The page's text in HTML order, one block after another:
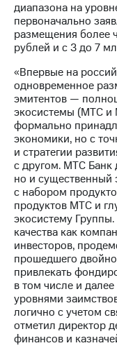
акций
Описание
Программа
Порядок
выкупа
акций
Дивиденды
Рынок
облигаций
Описание
о
погашении
именных
облигаций
Другое
Реквизиты
Контакты
развитие
диапазона на
первоначально
размещения более
рублей и с 3 до 7
«Впервые на
одновременное
эмитентов —
экосистемы (МТС и
формально
экономики, но с
и стратегии
с другом. МТС Банк
но и
с набором
продуктов МТС и
экосистему
качества как
инвесторов,
прошедшего
привлекать
в том числе и
уровнями
логично с учетом
отметил директор
финансов и